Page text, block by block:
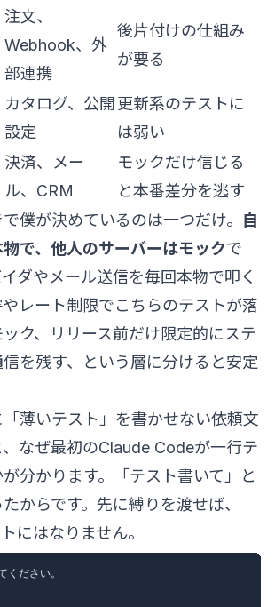
注文、
Webhook、外
部連携
後片付けの仕組み
が要る
カタログ、公開
設定
更新系のテストに
は弱い
決済、メー
ル、CRM
モックだけ信じる
と本番差分を逃す
僕が決めているのは一つだけ。 自
で、他人のサーバーはモックで
ダやメール送信を毎回本物で叩く
レート制限でこちらのテストが落
ク、リリース前だけ限定的にステ
を残す、という層に分けると安定
薄いテスト」を書かせない依頼文
、なぜ最初のClaude Codeが一行テ
分かります。「テスト書いて」と
からです。先に縛りを渡せば、
にはなりません。
ください。